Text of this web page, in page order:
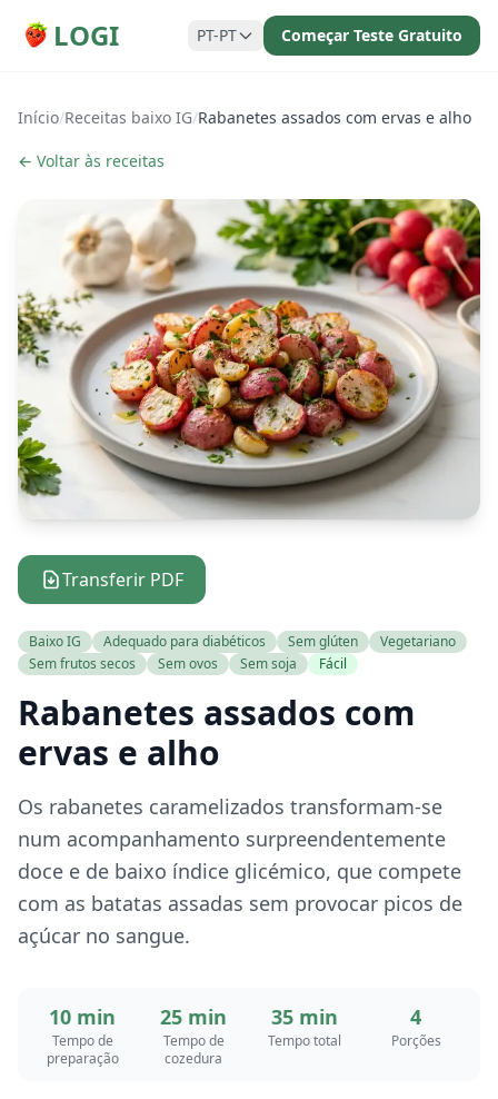
LOGI PT-PT Começar Teste Gratuito
Início/Receitas baixo IG/Rabanetes assados com ervas e alho
← Voltar às receitas
Transferir PDF
Baixo IG Adequado para diabéticos Sem glúten
Vegetariano
Sem frutos secos
Sem ovos Sem soja Fácil
Rabanetes assados com
ervas e alho
Os rabanetes caramelizados transformam-se
num acompanhamento surpreendentemente
doce e de baixo índice glicémico, que compete
com as batatas assadas sem provocar picos de
açúcar no sangue.
10 min
Tempo de
preparação
25 min
Tempo de
cozedura
35 min
Tempo total
4
Porções